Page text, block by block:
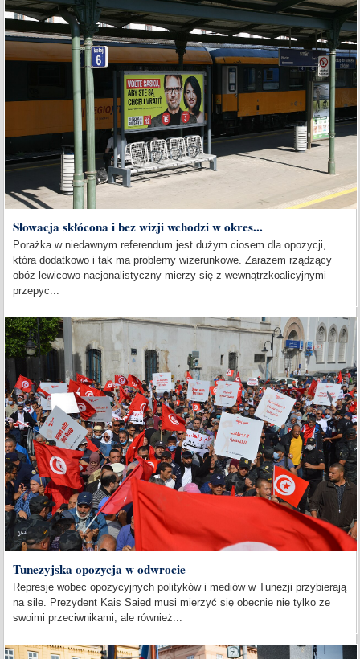
Słowacja skłócona i bez wizji wchodzi w okres...
Porażka w niedawnym referendum jest dużym ciosem dla opozycji,
która dodatkowo i tak ma problemy wizerunkowe. Zarazem rządzący
obóz lewicowo-nacjonalistyczny mierzy się z wewnątrzkoalicyjnymi
przepyc...
Tunezyjska opozycja w odwrocie
Represje wobec opozycyjnych polityków i mediów w Tunezji przybierają
na sile. Prezydent Kais Saied musi mierzyć się obecnie nie tylko ze
swoimi przeciwnikami, ale również...